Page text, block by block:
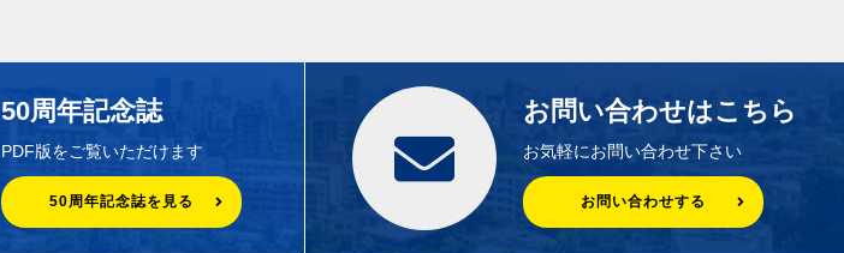
50周年記念誌
PDF版をご覧いただけます
50周年記念誌を見る
お問い合わせはこちら
お気軽にお問い合わせ下さい
お問い合わせする